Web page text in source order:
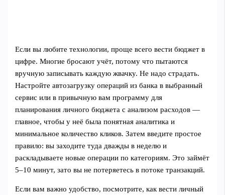
Если вы любите технологии, проще всего вести бюджет в
цифре. Многие бросают учёт, потому что пытаются
вручную записывать каждую жвачку. Не надо страдать.
Настройте автозагрузку операций из банка в выбранный
сервис или в привычную вам программу для
планирования личного бюджета с анализом расходов —
главное, чтобы у неё была понятная аналитика и
минимальное количество кликов. Затем введите простое
правило: вы заходите туда дважды в неделю и
раскладываете новые операции по категориям. Это займёт
5–10 минут, зато вы не потеряетесь в потоке транзакций.
Если вам важно удобство, посмотрите, как вести личный